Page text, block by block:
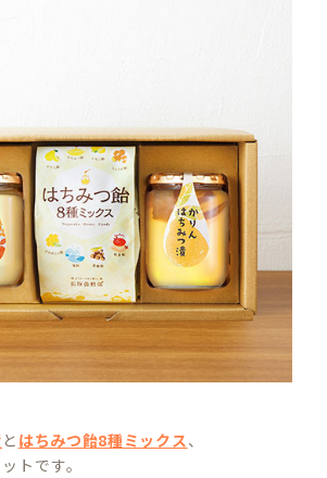
と はちみつ飴8種ミックス、
トです。